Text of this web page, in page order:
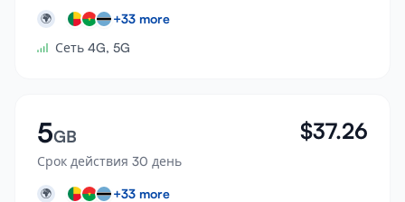
🌍 +33 more
Сеть 4G, 5G
5GB
Срок действия 30 день
$37.26
🌍 +33 more